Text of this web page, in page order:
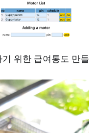
위한 급여통도 만들